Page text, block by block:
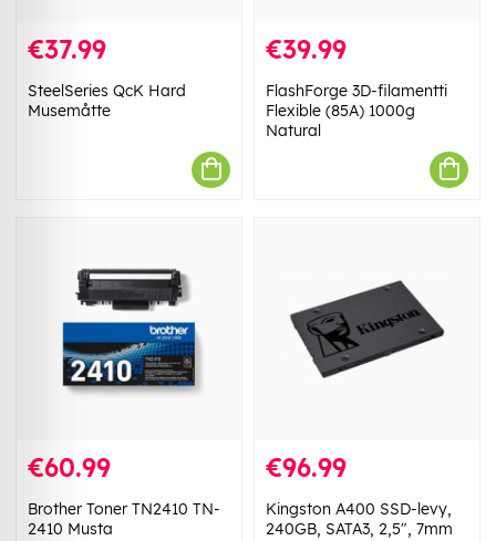
€37.99
SteelSeries QcK Hard
Musemåtte
€39.99
FlashForge 3D-filamentti
Flexible (85A) 1000g
Natural
€60.99
Brother Toner TN2410 TN-
2410 Musta
€96.99
Kingston A400 SSD-levy,
240GB, SATA3, 2,5", 7mm